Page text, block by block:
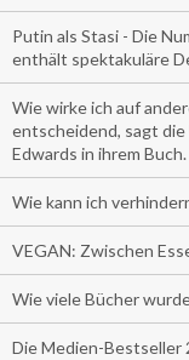
Putin als Stasi - Die
enthält spektakuläre
Wie wirke ich auf
entscheidend, sagt die
Edwards in ihrem Buch.
Wie kann ich
VEGAN: Zwischen
Wie viele Bücher
Die Medien-Bestseller